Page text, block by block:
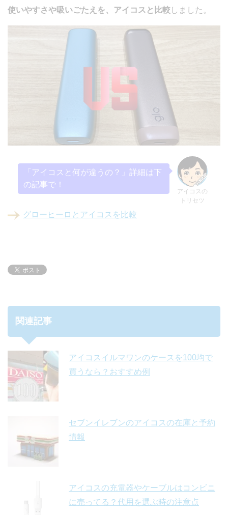
使いやすさや吸いごたえを、アイコスと比較 しました。
アイコスの
トリセツ
「アイコスと何が違うの？」詳細は下
の記事で！
グローヒーロとアイコスを比較
関連記事
アイコスイルマワンのケースを100均で
買うなら？おすすめ例
セブンイレブンのアイコスの在庫と予約
情報
アイコスの充電器やケーブルはコンビニ
に売ってる？代用を選ぶ時の注意点